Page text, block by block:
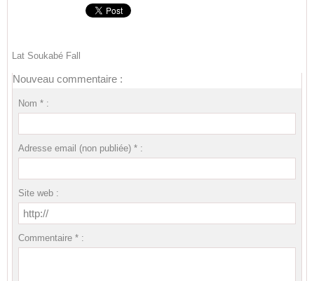
Lat Soukabé Fall
Nouveau commentaire :
Nom * :
Adresse email (non publiée) * :
Site web :
Commentaire * :